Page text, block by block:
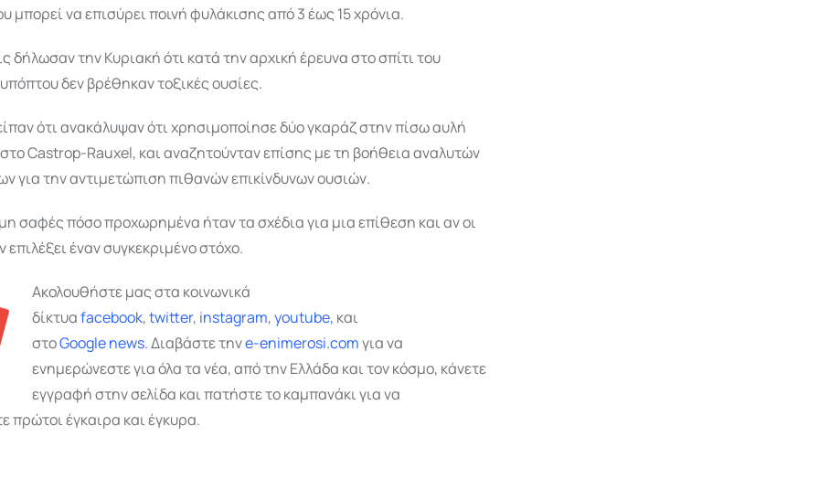
μπορεί να επισύρει ποινή φυλάκισης από 3 έως 15 χρόνια.
δήλωσαν την Κυριακή ότι κατά την αρχική έρευνα στο σπίτι του
δεν βρέθηκαν τοξικές ουσίες.
ότι ανακάλυψαν ότι χρησιμοποίησε δύο γκαράζ στην πίσω αυλή
στο Castrop-Rauxel, και αναζητούνταν επίσης με τη βοήθεια αναλυτών
για την αντιμετώπιση πιθανών επικίνδυνων ουσιών.
σαφές πόσο προχωρημένα ήταν τα σχέδια για μια επίθεση και αν οι
επιλέξει έναν συγκεκριμένο στόχο.
Ακολουθήστε μας στα κοινωνικά
δίκτυαfacebook,twitter, instagram,youtube, και
στοGooglenews.Διαβάστε τηνe-enimerosi.comγια να
ενημερώνεστε για όλα τα νέα, από την Ελλάδα και τον κόσμο, κάνετε
εγγραφή στην σελίδα και πατήστε το καμπανάκι για να
πρώτοι έγκαιρα και έγκυρα.